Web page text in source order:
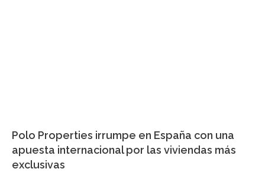
Polo Properties irrumpe en España con una
apuesta internacional por las viviendas más
exclusivas